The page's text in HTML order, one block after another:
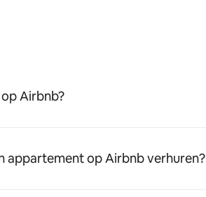
Airbnb?
appartement op Airbnb verhuren?